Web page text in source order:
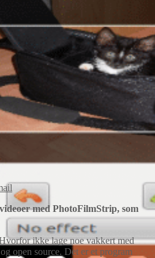
med PhotoFilmStrip, som
ikke lage noe vakkert med
open source. Det er et program